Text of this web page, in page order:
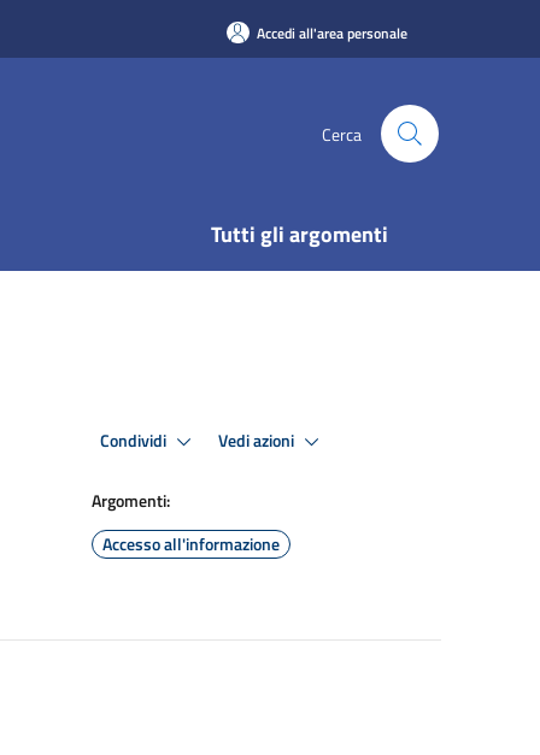
Accedi all'area personale
Cerca
Tutti gli argomenti
Condividi Vedi azioni
Argomenti:
Accesso all'informazione